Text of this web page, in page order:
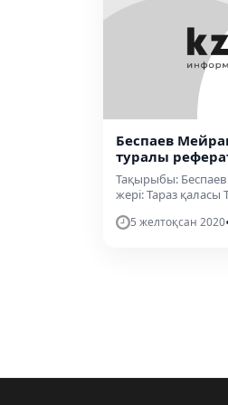
Беспаев
туралы
Тақырыбы:
жері: Тараз қаласы
5 желтоқсан 2020